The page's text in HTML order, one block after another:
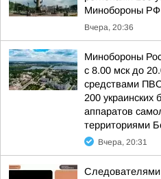
Минобороны РФ
Вчера, 20:36
Минобороны
с 8.00 мск до
средствами
200 украинских
аппаратов
территориями
Вчера, 20:31